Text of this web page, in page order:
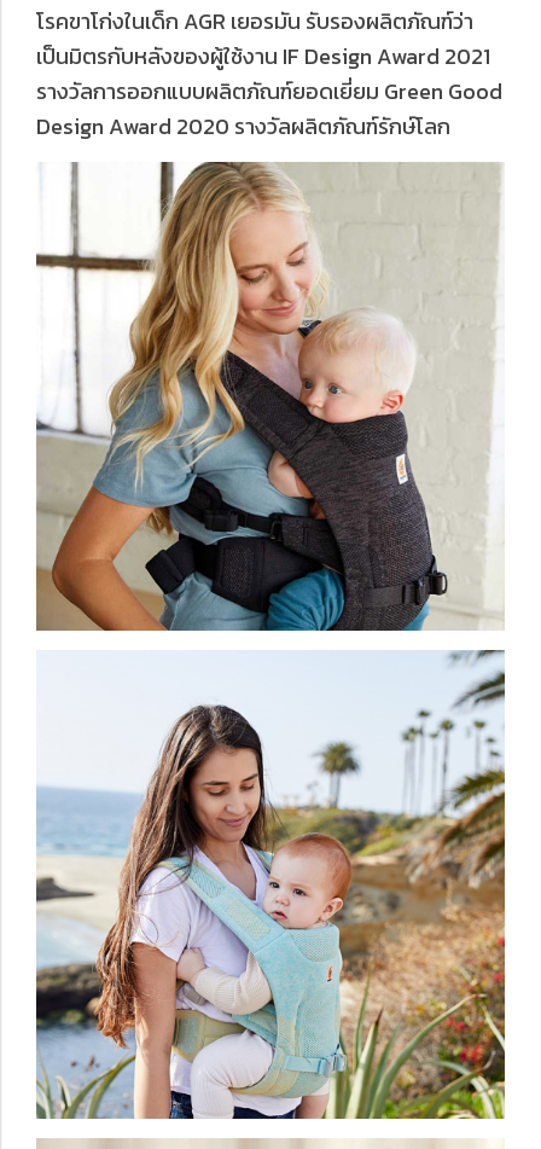
โรคขาโก่งในเด็ก AGR เยอรมัน รับรองผลิตภัณฑ์ว่า
เป็นมิตรกับหลังของผู้ใช้งาน IF Design Award 2021
รางวัลการออกแบบผลิตภัณฑ์ยอดเยี่ยม Green Good
Design Award 2020 รางวัลผลิตภัณฑ์รักษ์โลก